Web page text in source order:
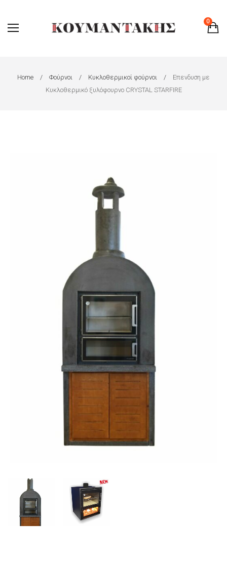
0
Home Φούρνοι Κυκλοθερμικοί φούρνοι
Επενδυση με
Κυκλοθερμικό ξυλόφουρνο CRYSTAL STARFIRE